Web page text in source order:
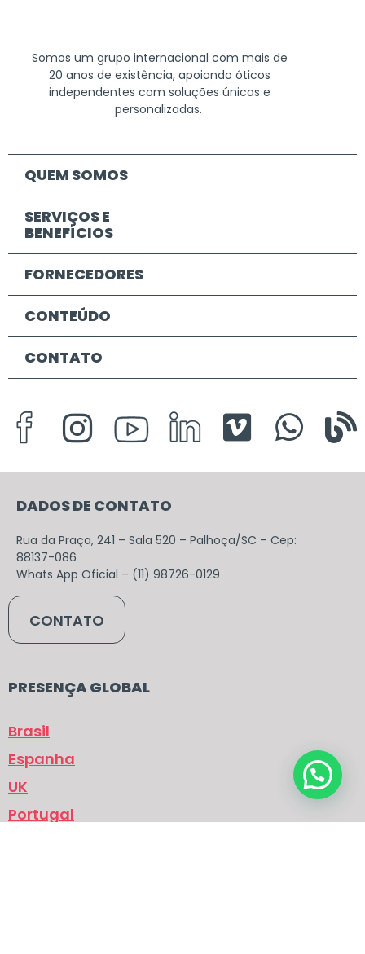
Somos um grupo internacional com mais de
20 anos de existência, apoiando óticos
independentes com soluções únicas e
personalizadas.
QUEM SOMOS
SERVIÇOS E
BENEFÍCIOS
FORNECEDORES
CONTEÚDO
CONTATO
DADOS DE CONTATO
Rua da Praça, 241 – Sala 520 – Palhoça/SC – Cep:
88137-086
Whats App Oficial – (11) 98726-0129
CONTATO
PRESENÇA GLOBAL
Brasil
Espanha
UK
Portugal